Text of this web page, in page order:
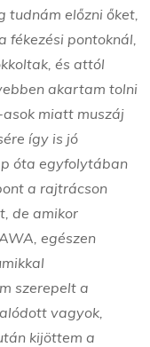
tudnám előzni őket,
fékezési pontoknál,
és attól
akartam tolni
miatt muszáj
így is jó
óta egyfolytában
a rajtrácson
de amikor
egészen
szerepelt a
vagyok,
kijöttem a